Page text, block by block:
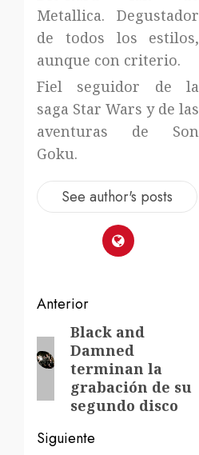
Metallica. Degustador
de todos los estilos,
aunque con criterio.
Fiel seguidor de la
saga Star Wars y de las
aventuras de Son
Goku.
See author's posts
Navegación
de
entradas
Anterior
Entrada
anterior:
Black and
Damned
terminan la
grabación de su
segundo disco
Siguiente